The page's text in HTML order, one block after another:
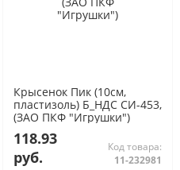
Крысенок Пик (10см,
пластизоль) Б_НДС СИ-453,
(ЗАО ПКФ "Игрушки")
118.93
руб.
Код товара:
11-232981